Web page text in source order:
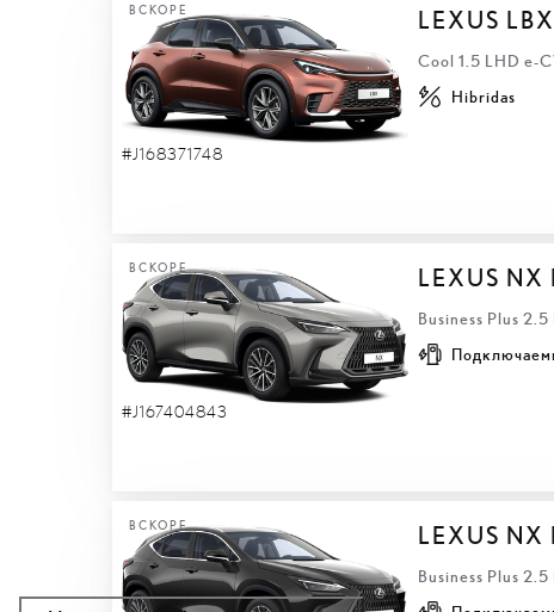
ВСКОРЕ
#J168371748
LEXUS
Cool 1.5 LHD e-
Hibridas
ВСКОРЕ
#J167404843
LEXUS NX
Business Plus
ВСКОРЕ LEXUS NX
Business Plus